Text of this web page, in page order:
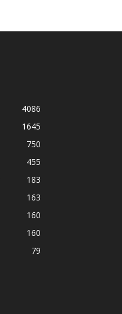
4086
1645
750
455
183
163
160
160
79